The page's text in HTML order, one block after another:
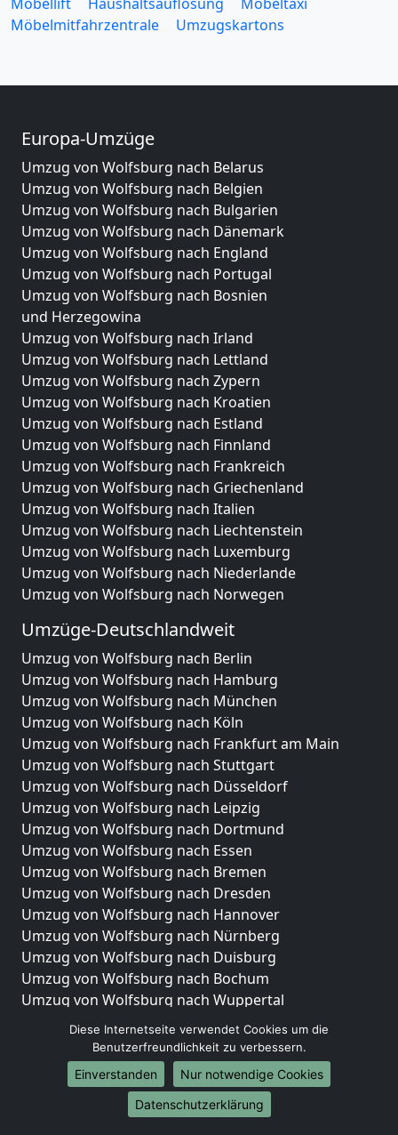
Möbelmitfahrzentrale
Umzugskartons
Europa-Umzüge
Umzug von Wolfsburg nach Belarus
Umzug von Wolfsburg nach Belgien
Umzug von Wolfsburg nach Bulgarien
Umzug von Wolfsburg nach Dänemark
Umzug von Wolfsburg nach England
Umzug von Wolfsburg nach Portugal
Umzug von Wolfsburg nach Bosnien
und Herzegowina
Umzug von Wolfsburg nach Irland
Umzug von Wolfsburg nach Lettland
Umzug von Wolfsburg nach Zypern
Umzug von Wolfsburg nach Kroatien
Umzug von Wolfsburg nach Estland
Umzug von Wolfsburg nach Finnland
Umzug von Wolfsburg nach Frankreich
Umzug von Wolfsburg nach Griechenland
Umzug von Wolfsburg nach Italien
Umzug von Wolfsburg nach Liechtenstein
Umzug von Wolfsburg nach Luxemburg
Umzug von Wolfsburg nach Niederlande
Umzug von Wolfsburg nach Norwegen
Umzüge-Deutschlandweit
Umzug von Wolfsburg nach Berlin
Umzug von Wolfsburg nach Hamburg
Umzug von Wolfsburg nach München
Umzug von Wolfsburg nach Köln
Umzug von Wolfsburg nach Frankfurt am Main
Umzug von Wolfsburg nach Stuttgart
Umzug von Wolfsburg nach Düsseldorf
Umzug von Wolfsburg nach Leipzig
Umzug von Wolfsburg nach Dortmund
Umzug von Wolfsburg nach Essen
Umzug von Wolfsburg nach Bremen
Umzug von Wolfsburg nach Dresden
Umzug von Wolfsburg nach Hannover
Umzug von Wolfsburg nach Nürnberg
Umzug von Wolfsburg nach Duisburg
Umzug von Wolfsburg nach Bochum
Umzug von Wolfsburg nach Wuppertal
Umzug von Wolfsburg nach Bielefeld
Umzug von Wolfsburg nach Bonn
Umzug von Wolfsburg nach Münster
Internationale-Umzüge
Diese Internetseite verwendet Cookies um die
Benutzerfreundlichkeit zu verbessern.
Einverstanden
Nur notwendige Cookies
Datenschutzerklärung